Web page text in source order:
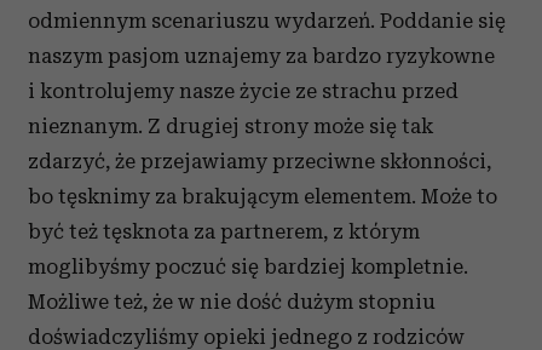
odmiennym scenariuszu wydarzeń. Poddanie się
naszym pasjom uznajemy za bardzo ryzykowne
i kontrolujemy nasze życie ze strachu przed
nieznanym. Z drugiej strony może się tak
zdarzyć, że przejawiamy przeciwne skłonności,
bo tęsknimy za brakującym elementem. Może to
być też tęsknota za partnerem, z którym
moglibyśmy poczuć się bardziej kompletnie.
Możliwe też, że w nie dość dużym stopniu
doświadczyliśmy opieki jednego z rodziców